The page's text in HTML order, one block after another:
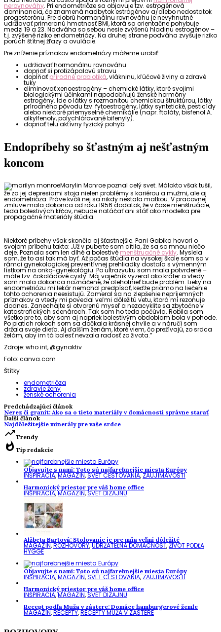
nerovnováhy. Pri endometrióze sa objavuje tzv. estrogénová
dominancia, čo znamená nadbytok estrogénov a/alebo nedostatok
progesterónu. Pre dobrú hormonálnu rovnováhu je nevyhnutné
udržiavať primeranú hmotnosť BMI, ktorá sa orientačne pohybuje
medzi 19 a 23. Nadváha so sebou nesie zvýšenú hladinu estrogénov –
t.j. zvýšené riziko endometriózy. Na druhej strane podváha zvyšuje riziko
porúch štítnej žľazy a ovulácie.
Pre zníženie príznakov endometriózy môžeme urobiť:
udržiavať hormonálnu rovnováhu
dopriať si protizápalovú stravu
dopĺňaťprírodné probiotiká, vlákninu, kľúčové živiny a zdravé
tuky
eliminovať xenoestrogény – chemické látky, ktoré svojimi
biologickými účinkami napodobňujú ženské hormóny
estrogény. Ide o látky s rozmanitou chemickou štruktúrou, látky
prírodného pôvodu tzv. fytoestrogény, látky syntetické, pesticídy
alebo niektoré priemyselné chemikálie (napr. ftaláty, bisfenol A.
alkylfenoly, polychlórované bifenyly).
dopriať telu aktívny fyzický pohyb
Endopríbehy so šťastným aj nešťastným
koncom
Marylin Monroe poznal celý svet. Málokto však tušil,
že za jej depresiami stoja nielen problémy s kariérou a mužmi, ale aj
endometrióza. Práve kvôli nej sa nikdy nestala matkou. V pracovnej
zmluve mala dokonca od roku 1956 dodatok, že v čase menštruácie,
teda bolestivých kŕčov, nebude natáčať ani stáť ako modelka pre
propagačné materiály štúdia.
Niektoré príbehy však skončia aj šťastnejšie. Pani Gabika hovorí o
svojom príbehu takto: „Už v puberte som cítila, že sa so mnou niečo
deje. Poznala som len dlhé a bolestivé menštruačné cykly. Myslela
som, že to asi tak má byť. Až počas štúdia na vysokej škole som sa v
rámci gynekologickej preventívnej prehliadky dostala s výmenným
lístkom na onko-gynekológiu. Po ultrazvuku som mala potvrdené –
máte tzv. čokoládové cysty. Môj vaječník vyzeral ako kráter a vtedy
som mala dokonca naznačené, že otehotnieť bude problém. Lieky na
endometriózu mi lekár nemohol predpísať, keďže priamo na liečenie
tohto ochorenia neexistujú. Zameral sa na zlepšenie nepríjemných
príznakov a vtedy mi povedal veľmi dôležitú vetu, ktorá mi rezonuje
dodnes. Zanechajte si otvorenú myseľ a nezacyklite sa zbytočne v
katastrofických scenároch. Tak som ho teda počúvla. Robila som
všetko pre to, aby som aj napriek bolestivým obdobiam bola v pohode.
Po piatich rokoch som sa dočkala krásnej chvíle a v náručí som
držala svoje dieťa. Aj ďalším ženám, ktoré viem, čo prežívajú, zo srdca
želám, aby im tá bolesť nevzala radosť zo života.”
Zdroje: who.int, @gynaktiv
Foto: canva.com
Štítky
endometrióza
zdravie ženy
ženské ochorenia
Predchádzajúci článok
Nerez či granit: Ako sa o tieto materiály v domácnosti správne starať
Ďalší článok
Najdôležitejšie minerály pre vaše srdce
trending_upTrendy
whatshot Tip redakcie
Objavujte s nami: Toto sú najfarebnejšie miesta Európy
INŠPIRÁCIA,MAGAZÍN,SVET CESTOVANIA,ZAUJÍMAVOSTI
Harmonický priestor pre váš home office
INŠPIRÁCIA,MAGAZÍN,SVET DIZAJNU
Alžbeta Bartová: Stolovanie je pre mňa veľmi dôležité
MAGAZÍN,ROZHOVORY,UDRŽATEĽNÁ DOMÁCNOSŤ,ŽIVOT PODĽA
HYGGE
Objavujte s nami: Toto sú najfarebnejšie miesta Európy
INŠPIRÁCIA,MAGAZÍN,SVET CESTOVANIA,ZAUJÍMAVOSTI
Harmonický priestor pre váš home office
INŠPIRÁCIA,MAGAZÍN,SVET DIZAJNU
Recept podľa Muža v zástere: Domáce hamburgerové žemle
MAGAZÍN,RECEPTY,RECEPTY MUŽA V ZÁSTERE